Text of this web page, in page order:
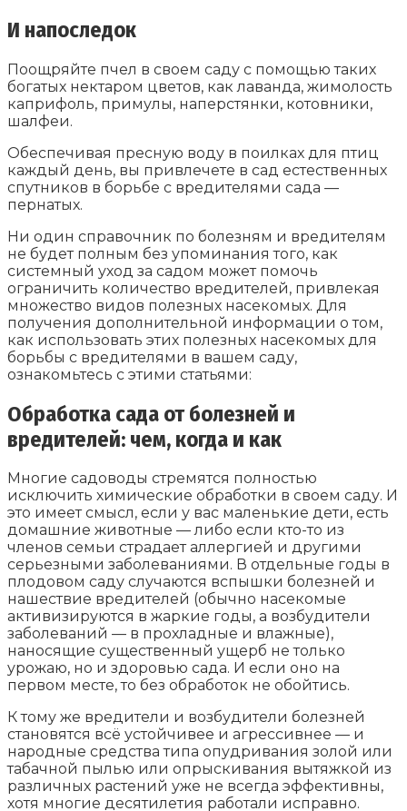
И напоследок
Поощряйте пчел в своем саду с помощью таких
богатых нектаром цветов, как лаванда, жимолость
каприфоль, примулы, наперстянки, котовники,
шалфеи.
Обеспечивая пресную воду в поилках для птиц
каждый день, вы привлечете в сад естественных
спутников в борьбе с вредителями сада —
пернатых.
Ни один справочник по болезням и вредителям
не будет полным без упоминания того, как
системный уход за садом может помочь
ограничить количество вредителей, привлекая
множество видов полезных насекомых. Для
получения дополнительной информации о том,
как использовать этих полезных насекомых для
борьбы с вредителями в вашем саду,
ознакомьтесь с этими статьями:
Обработка сада от болезней и
вредителей: чем, когда и как
Многие садоводы стремятся полностью
исключить химические обработки в своем саду. И
это имеет смысл, если у вас маленькие дети, есть
домашние животные — либо если кто-то из
членов семьи страдает аллергией и другими
серьезными заболеваниями. В отдельные годы в
плодовом саду случаются вспышки болезней и
нашествие вредителей (обычно насекомые
активизируются в жаркие годы, а возбудители
заболеваний — в прохладные и влажные),
наносящие существенный ущерб не только
урожаю, но и здоровью сада. И если оно на
первом месте, то без обработок не обойтись.
К тому же вредители и возбудители болезней
становятся всё устойчивее и агрессивнее — и
народные средства типа опудривания золой или
табачной пылью или опрыскивания вытяжкой из
различных растений уже не всегда эффективны,
хотя многие десятилетия работали исправно.